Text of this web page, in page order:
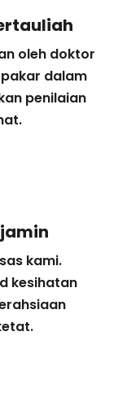
oleh doktor
dalam
penilaian
kami.
kesihatan